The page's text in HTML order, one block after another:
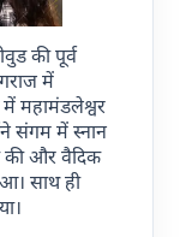
की पूर्व
में
महामंडलेश्वर
संगम में स्नान
की और वैदिक
साथ ही